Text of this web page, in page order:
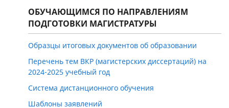
ОБУЧАЮЩИМСЯ ПО НАПРАВЛЕНИЯМ
ПОДГОТОВКИ МАГИСТРАТУРЫ
Образцы итоговых документов об образовании
Перечень тем ВКР (магистерских диссертаций) на
2024-2025 учебный год
Система дистанционного обучения
Шаблоны заявлений